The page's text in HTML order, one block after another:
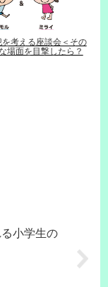
考える座談会＜その
場面を目撃したら？
小学生の